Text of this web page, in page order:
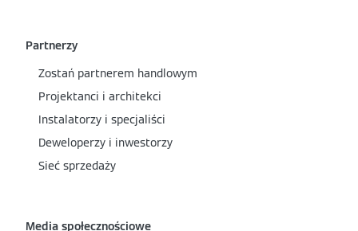
Partnerzy
Zostań partnerem handlowym
Projektanci i architekci
Instalatorzy i specjaliści
Deweloperzy i inwestorzy
Sieć sprzedaży
Media społecznościowe